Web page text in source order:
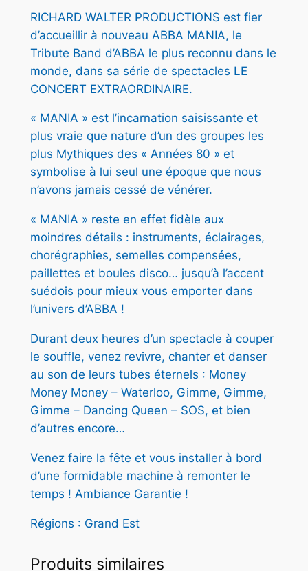
€
RICHARD WALTER PRODUCTIONS est fier
d’accueillir à nouveau ABBA MANIA, le
Tribute Band d’ABBA le plus reconnu dans le
monde, dans sa série de spectacles LE
CONCERT EXTRAORDINAIRE.
« MANIA » est l’incarnation saisissante et
plus vraie que nature d’un des groupes les
plus Mythiques des « Années 80 » et
symbolise à lui seul une époque que nous
n’avons jamais cessé de vénérer.
« MANIA » reste en effet fidèle aux
moindres détails : instruments, éclairages,
chorégraphies, semelles compensées,
paillettes et boules disco… jusqu’à l’accent
suédois pour mieux vous emporter dans
l’univers d’ABBA !
Durant deux heures d’un spectacle à couper
le souffle, venez revivre, chanter et danser
au son de leurs tubes éternels : Money
Money Money – Waterloo, Gimme, Gimme,
Gimme – Dancing Queen – SOS, et bien
d’autres encore…
Venez faire la fête et vous installer à bord
d’une formidable machine à remonter le
temps ! Ambiance Garantie !
Régions : Grand Est
Produits similaires